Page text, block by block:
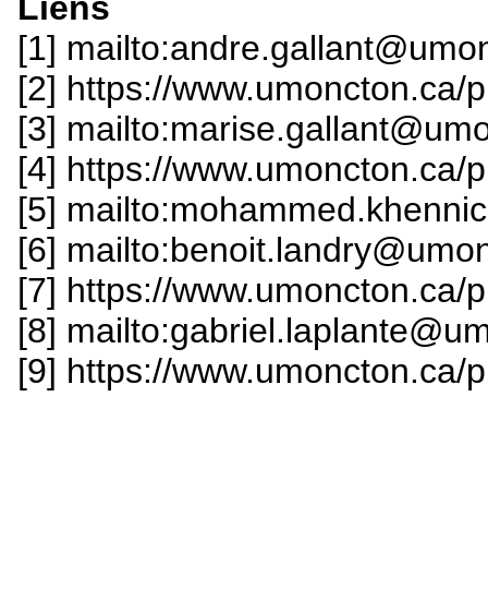
[1]
[2] https://www.umoncton.ca/
[3]
[4] https://www.umoncton.ca/
[5]
[6]
[7] https://www.umoncton.ca/
[8]
[9] https://www.umoncton.ca/